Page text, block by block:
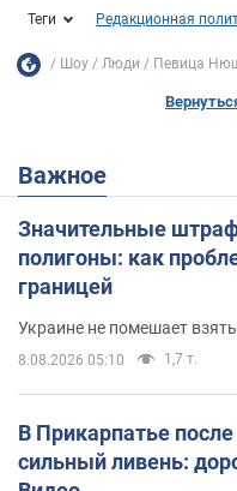
Теги Редакционная
Шоу Люди Певица
Важное
Значительные
полигоны: как
границей
Украине не помешает
8.08.2026 05:10 1,7 т.
В Прикарпатье
сильный ливень: